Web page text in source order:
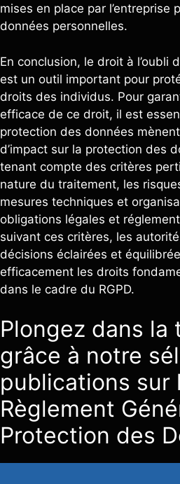
mises en place par l’entreprise
données personnelles.
En conclusion, le droit à l’oubli
est un outil important pour
droits des individus. Pour
efficace de ce droit, il est
protection des données
d’impact sur la protection des
tenant compte des critères
nature du traitement, les
mesures techniques et
obligations légales et
suivant ces critères, les
décisions éclairées et
efficacement les droits
dans le cadre du RGPD.
Plongez dans la
grâce à notre
publications sur
Règlement
Protection des